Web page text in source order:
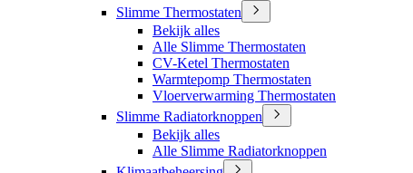
Slimme Thermostaten
Bekijk alles
Alle Slimme Thermostaten
CV-Ketel Thermostaten
Warmtepomp Thermostaten
Vloerverwarming Thermostaten
Slimme Radiatorknoppen
Bekijk alles
Alle Slimme Radiatorknoppen